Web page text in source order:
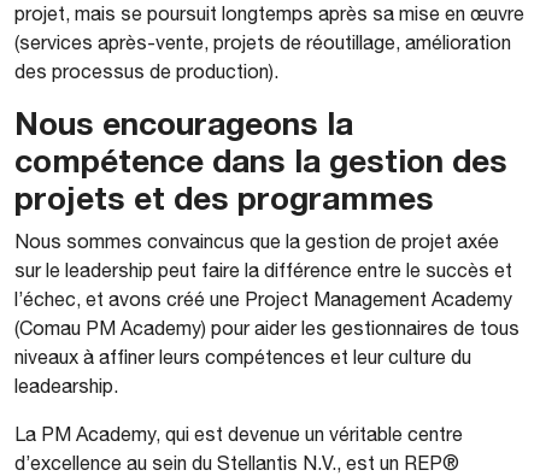
projet, mais se poursuit longtemps après sa mise en œuvre
(services après-vente, projets de réoutillage, amélioration
des processus de production).
Nous encourageons la
compétence dans la gestion des
projets et des programmes
Nous sommes convaincus que la gestion de projet axée
sur le leadership peut faire la différence entre le succès et
l’échec, et avons créé une Project Management Academy
(Comau PM Academy) pour aider les gestionnaires de tous
niveaux à affiner leurs compétences et leur culture du
leadearship.
La PM Academy, qui est devenue un véritable centre
d’excellence au sein du Stellantis N.V., est un REP®